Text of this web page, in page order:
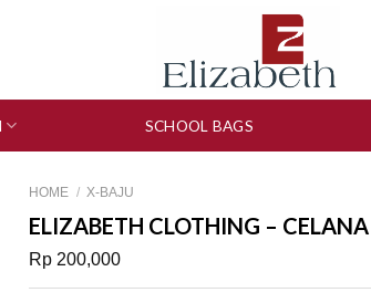
SCHOOL BAGS
HOME / X-BAJU
ELIZABETH CLOTHING –
Rp 200,000